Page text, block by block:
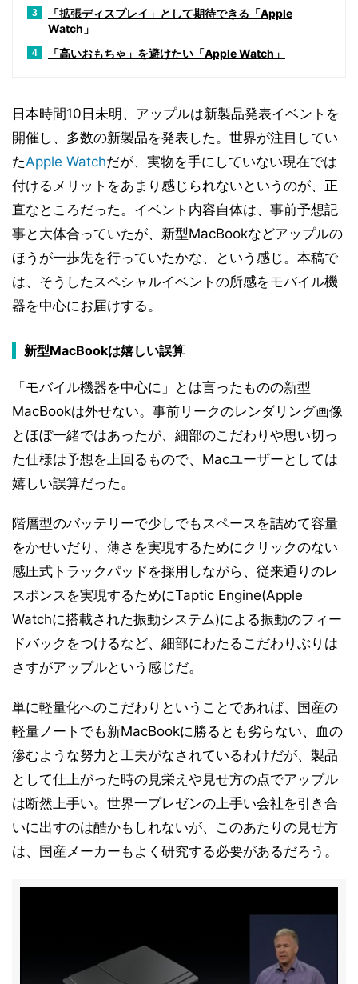
3
「拡張ディスプレイ」として期待できる「Apple
Watch」
4 「高いおもちゃ」を避けたい「Apple Watch」
日本時間10日未明、アップルは新製品発表イベントを
開催し、多数の新製品を発表した。世界が注目してい
たApple Watchだが、実物を手にしていない現在では
付けるメリットをあまり感じられないというのが、正
直なところだった。イベント内容自体は、事前予想記
事と大体合っていたが、新型MacBookなどアップルの
ほうが一歩先を行っていたかな、という感じ。本稿で
は、そうしたスペシャルイベントの所感をモバイル機
器を中心にお届けする。
新型MacBookは嬉しい誤算
「モバイル機器を中心に」とは言ったものの新型
MacBookは外せない。事前リークのレンダリング画像
とほぼ一緒ではあったが、細部のこだわりや思い切っ
た仕様は予想を上回るもので、Macユーザーとしては
嬉しい誤算だった。
階層型のバッテリーで少しでもスペースを詰めて容量
をかせいだり、薄さを実現するためにクリックのない
感圧式トラックパッドを採用しながら、従来通りのレ
スポンスを実現するためにTaptic Engine(Apple
Watchに搭載された振動システム)による振動のフィー
ドバックをつけるなど、細部にわたるこだわりぶりは
さすがアップルという感じだ。
単に軽量化へのこだわりということであれば、国産の
軽量ノートでも新MacBookに勝るとも劣らない、血の
滲むような努力と工夫がなされているわけだが、製品
として仕上がった時の見栄えや見せ方の点でアップル
は断然上手い。世界一プレゼンの上手い会社を引き合
いに出すのは酷かもしれないが、このあたりの見せ方
は、国産メーカーもよく研究する必要があるだろう。